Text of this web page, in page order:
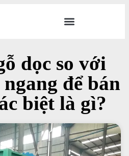
dọc so với
để bán
biệt là gì?